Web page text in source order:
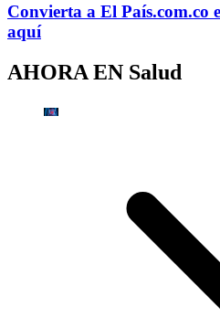
Convierta a El País.com.co
aquí
AHORA EN Salud